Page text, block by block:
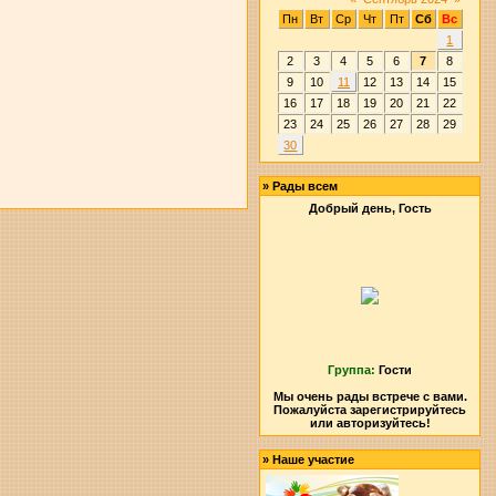
Пн
Вт Ср Чт Пт Сб
Вс
1
2
3 4 5 6 7
8
9
10 11 12 13 14
15
16
17 18 19 20 21
22
23
24 25 26 27 28
29
30
»Рады всем
Добрый день, Гость
Группа: Гости
Мы очень рады встрече с вами.
Пожалуйста зарегистрируйтесь
или авторизуйтесь!
»Наше участие